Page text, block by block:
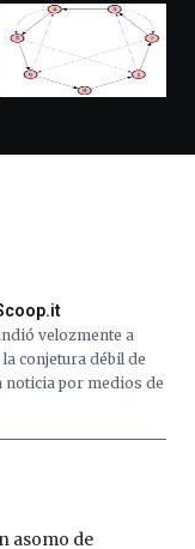
velozmente a
conjetura débil de
noticia por medios de
asomo de